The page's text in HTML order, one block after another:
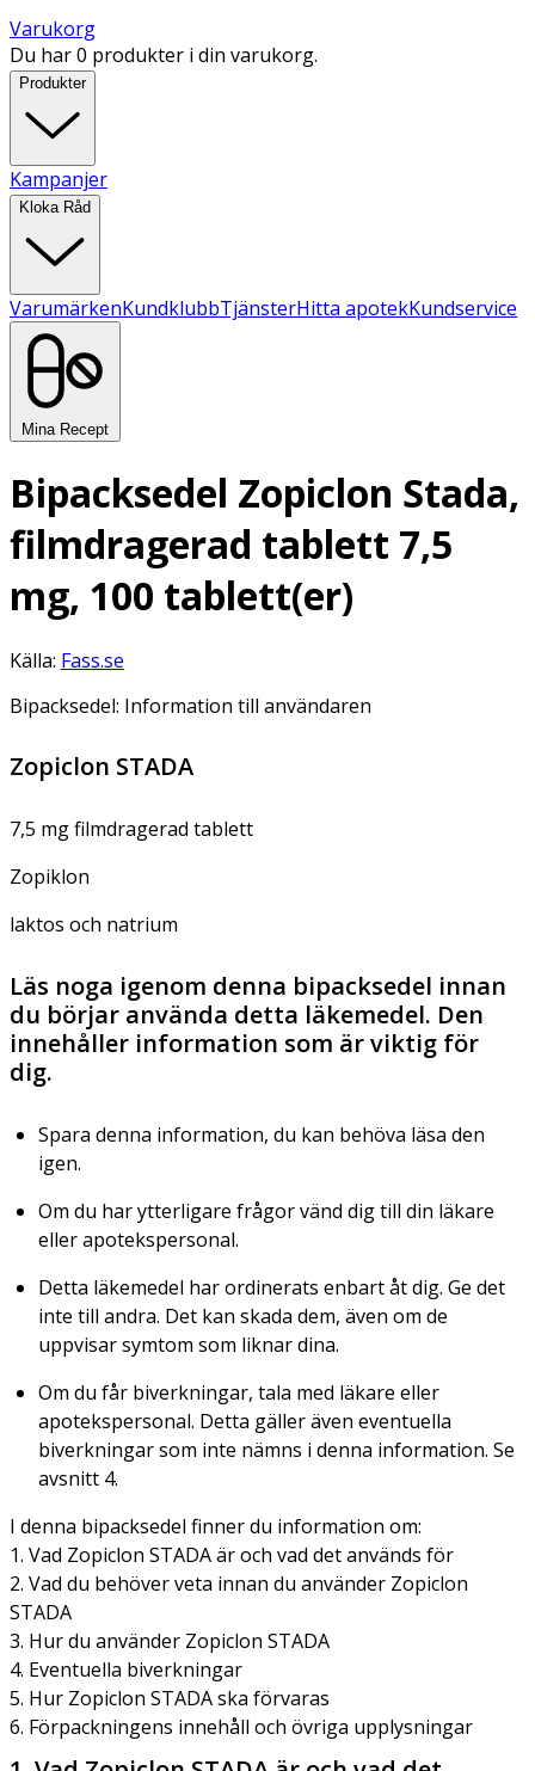
Varukorg
Du har 0 produkter i din varukorg.
Produkter
Kampanjer
Kloka Råd
VarumärkenKundklubbTjänsterHitta apotekKundservice
Mina Recept
Bipacksedel Zopiclon Stada,
filmdragerad tablett 7,5
mg, 100 tablett(er)
Källa: Fass.se
Bipacksedel: Information till användaren
Zopiclon STADA
7,5 mg filmdragerad tablett
Zopiklon
laktos och natrium
Läs noga igenom denna bipacksedel innan
du börjar använda detta läkemedel. Den
innehåller information som är viktig för
dig.
Spara denna information, du kan behöva läsa den
igen.
Om du har ytterligare frågor vänd dig till din läkare
eller apotekspersonal.
Detta läkemedel har ordinerats enbart åt dig. Ge det
inte till andra. Det kan skada dem, även om de
uppvisar symtom som liknar dina.
Om du får biverkningar, tala med läkare eller
apotekspersonal. Detta gäller även eventuella
biverkningar som inte nämns i denna information. Se
avsnitt 4.
I denna bipacksedel finner du information om:
1. Vad Zopiclon STADA är och vad det används för
2. Vad du behöver veta innan du använder Zopiclon
STADA
3. Hur du använder Zopiclon STADA
4. Eventuella biverkningar
5. Hur Zopiclon STADA ska förvaras
6. Förpackningens innehåll och övriga upplysningar